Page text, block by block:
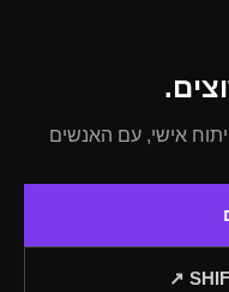
אישי, עם האנשים